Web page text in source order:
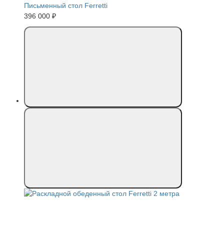
Письменный стол Ferretti
396 000 ₽